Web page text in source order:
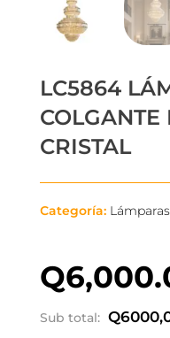
LC5864
CRISTAL
Categoría:
Q
Sub total: Q